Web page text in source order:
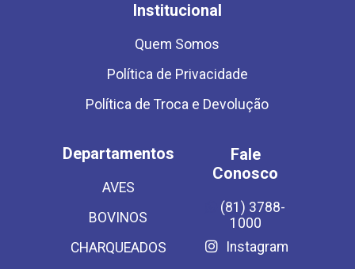
Institucional
Quem Somos
Política de Privacidade
Política de Troca e Devolução
Departamentos
AVES
BOVINOS
CHARQUEADOS
Fale
Conosco
(81) 3788-
1000
Instagram